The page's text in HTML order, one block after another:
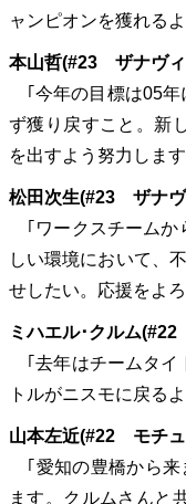
ャンピオンを獲れる
本山哲(#23 ザナヴ
｢今年の目標は05年
ず獲り戻すこと。新
を出すよう努力しま
松田次生(#23 ザナ
｢ワークスチームか
しい環境において、
せしたい。応援をよ
ミハエル･クルム
｢去年はチームタイ
トルがニスモに戻る
山本左近(#22 モチ
｢愛知の豊橋から来
ます。クルムさんと